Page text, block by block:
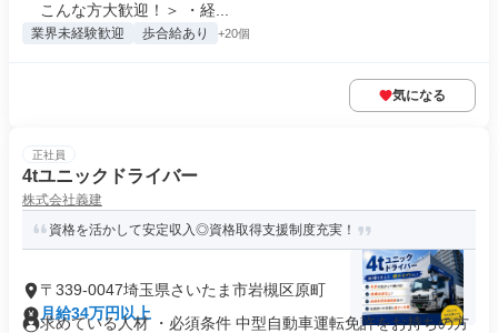
こんな方大歓迎！＞ ・経...
業界未経験歓迎 歩合給あり +20個
気になる
正社員
4tユニックドライバー
株式会社義建
資格を活かして安定収入◎資格取得支援制度充実！
〒339-0047埼玉県さいたま市岩槻区原町
月給34万円以上
求めている人材 ・必須条件 中型自動車運転免許をお持ちの方